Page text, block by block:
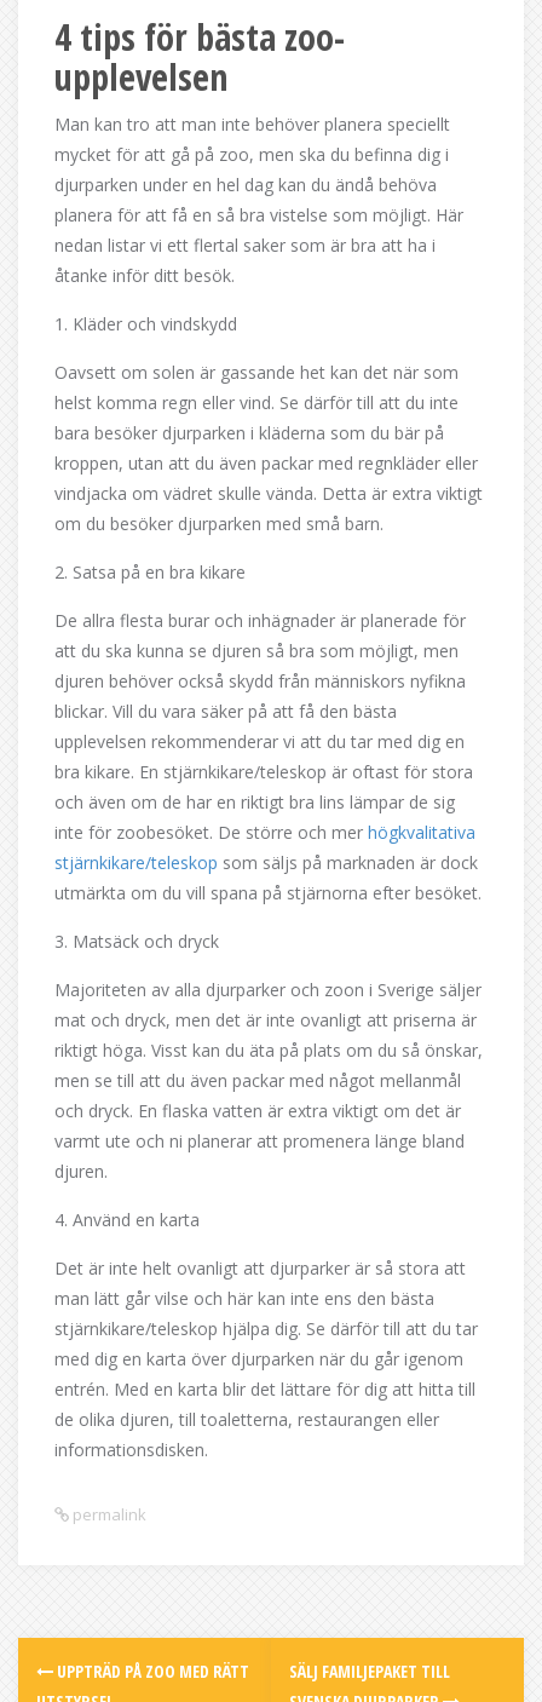
4 tips för bästa zoo-
upplevelsen
Man kan tro att man inte behöver planera speciellt
mycket för att gå på zoo, men ska du befinna dig i
djurparken under en hel dag kan du ändå behöva
planera för att få en så bra vistelse som möjligt. Här
nedan listar vi ett flertal saker som är bra att ha i
åtanke inför ditt besök.
1. Kläder och vindskydd
Oavsett om solen är gassande het kan det när som
helst komma regn eller vind. Se därför till att du inte
bara besöker djurparken i kläderna som du bär på
kroppen, utan att du även packar med regnkläder eller
vindjacka om vädret skulle vända. Detta är extra viktigt
om du besöker djurparken med små barn.
2. Satsa på en bra kikare
De allra flesta burar och inhägnader är planerade för
att du ska kunna se djuren så bra som möjligt, men
djuren behöver också skydd från människors nyfikna
blickar. Vill du vara säker på att få den bästa
upplevelsen rekommenderar vi att du tar med dig en
bra kikare. En stjärnkikare/teleskop är oftast för stora
och även om de har en riktigt bra lins lämpar de sig
inte för zoobesöket. De större och mer högkvalitativa
stjärnkikare/teleskop som säljs på marknaden är dock
utmärkta om du vill spana på stjärnorna efter besöket.
3. Matsäck och dryck
Majoriteten av alla djurparker och zoon i Sverige säljer
mat och dryck, men det är inte ovanligt att priserna är
riktigt höga. Visst kan du äta på plats om du så önskar,
men se till att du även packar med något mellanmål
och dryck. En flaska vatten är extra viktigt om det är
varmt ute och ni planerar att promenera länge bland
djuren.
4. Använd en karta
Det är inte helt ovanligt att djurparker är så stora att
man lätt går vilse och här kan inte ens den bästa
stjärnkikare/teleskop hjälpa dig. Se därför till att du tar
med dig en karta över djurparken när du går igenom
entrén. Med en karta blir det lättare för dig att hitta till
de olika djuren, till toaletterna, restaurangen eller
informationsdisken.
permalink
Post
UPPTRÄD PÅ ZOO MED RÄTT
SÄLJ FAMILJEPAKET TILL